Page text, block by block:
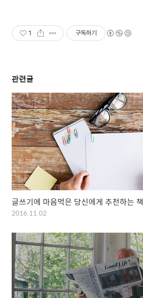
1 구독하기
관련글
글쓰기에 마음먹은 당신에게 추천하는 책
2016.11.02